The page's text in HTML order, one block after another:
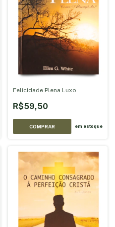
Felicidade Plena Luxo
R$59,50
em estoque